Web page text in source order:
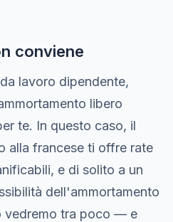
conviene
lavoro dipendente,
libero
te. In questo caso, il
alla francese ti offre rate
e di solito a un
dell'ammortamento
vedremo tra poco — e